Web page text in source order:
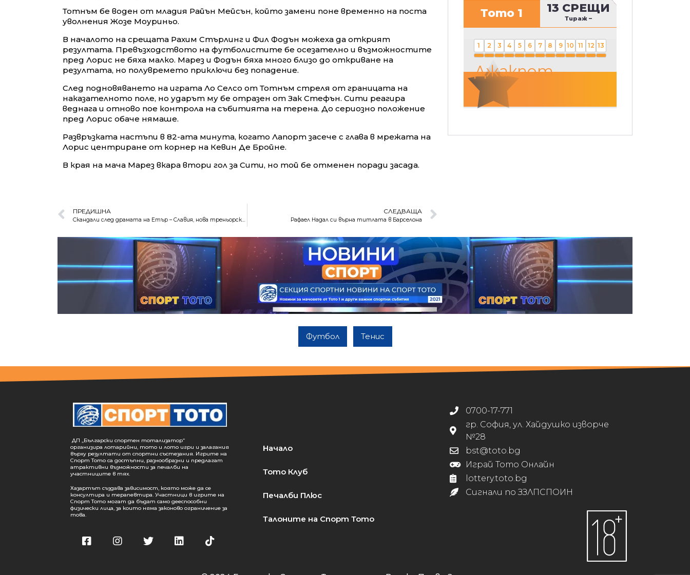
Тотнъм бе воден от младия Райън Мейсън, който замени поне временно на поста
уволнения Жозе Моуриньо.
В началото на срещата Рахим Стърлинг и Фил Фодън можеха да открият
резултата. Превъзходството на футболистите бе осезателно и възможностите
пред Лорис не бяха малко. Марез и Фодън бяха много близо до откриване на
резултата, но полувремето приключи без попадение.
След подновяването на играта Ло Селсо от Тотнъм стреля от границата на
наказателното поле, но ударът му бе отразен от Зак Стефън. Сити реагира
веднага и отново пое контрола на събитията на терена. До сериозно положение
пред Лорис обаче нямаше.
Развръзката настъпи в 82-ата минута, когато Лапорт засече с глава в мрежата на
Лорис центриране от корнер на Кевин Де Бройне.
В края на мача Марез вкара втори гол за Сити, но той бе отменен поради засада.
ПРЕДИШНА
Скандали след драмата на Етър – Славия, нова треньорска оставка в Берое
СЛЕДВАЩА
Рафаел Надал си върна титлата в Барселона
Тото 1 13 СРЕЩИ
Тираж –
1 2 3 4 5 6 7 8 9 10 11 12 13
Джакпот
Футбол Тенис
ДП „Български спортен тотализатор“
организира лотарийни, тото и лото игри и залагания
върху резултати от спортни състезания. Игрите на
Спорт Тото са достъпни, разнообразни и предлагат
атрактивни възможности за печалби на
участниците в тях.
Хазартът създава зависимост, която може да се
консултира и терапевтира. Участници в игрите на
Спорт Тото могат да бъдат само дееспособни
физически лица, за които няма законово ограничение за
това.
Начало
Тото Клуб
Печалби Плюс
Талоните на Спорт Тото
0700-17-771
гр. София, ул. Хайдушко изворче
№28
bst@toto.bg
Играй Тото Онлайн
lottery.toto.bg
Сигнали по ЗЗЛПСПОИН